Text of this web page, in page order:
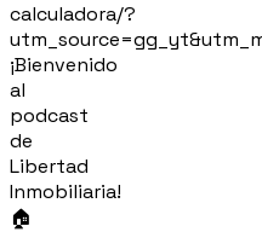
calculadora/?
¡Bienvenido
al
podcast
de
Libertad
Inmobiliaria!
🏠